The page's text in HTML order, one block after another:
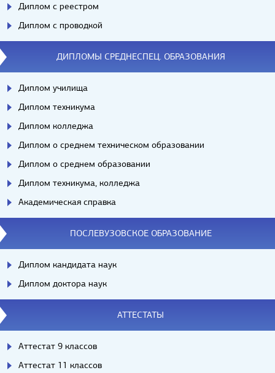
Диплом с реестром
Диплом с проводкой
ДИПЛОМЫ СРЕДНЕСПЕЦ. ОБРАЗОВАНИЯ
Диплом училища
Диплом техникума
Диплом колледжа
Диплом о среднем техническом образовании
Диплом о среднем образовании
Диплом техникума, колледжа
Академическая справка
ПОСЛЕВУЗОВСКОЕ ОБРАЗОВАНИЕ
Диплом кандидата наук
Диплом доктора наук
АТТЕСТАТЫ
Аттестат 9 классов
Аттестат 11 классов